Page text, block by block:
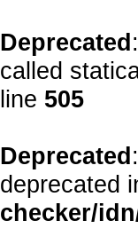
Deprecated
called
line 505
Deprecated
deprecated
checker/